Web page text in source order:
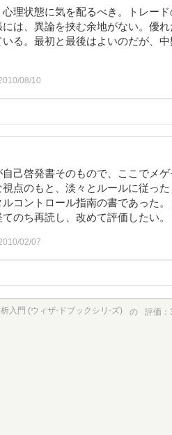
理状態に気を配るべき。トレー
は、異論を挟む余地がない。優
る。最初と最後はよいのだが、
08/10
己啓発書そのもので、ここでメ
点のもと、淡々とルールに従っ
コントロール指南の書であった。
のち再読し、改めて評価したい。
02/07
入門 (ウィザ-ドブックシリ-ズ) の 評価